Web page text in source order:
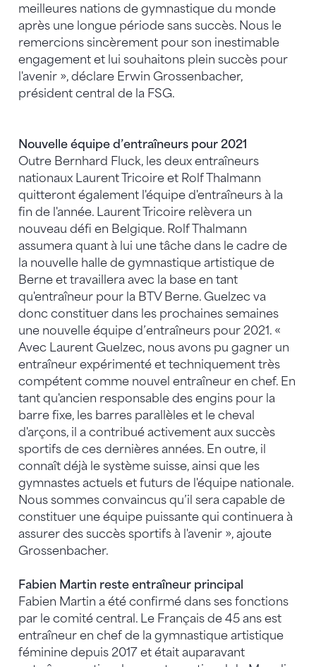
meilleures nations de gymnastique du monde
après une longue période sans succès. Nous le
remercions sincèrement pour son inestimable
engagement et lui souhaitons plein succès pour
l'avenir », déclare Erwin Grossenbacher,
président central de la FSG.
Nouvelle équipe d’entraîneurs pour 2021
Outre Bernhard Fluck, les deux entraîneurs
nationaux Laurent Tricoire et Rolf Thalmann
quitteront également l'équipe d'entraîneurs à la
fin de l'année. Laurent Tricoire relèvera un
nouveau défi en Belgique. Rolf Thalmann
assumera quant à lui une tâche dans le cadre de
la nouvelle halle de gymnastique artistique de
Berne et travaillera avec la base en tant
qu'entraîneur pour la BTV Berne. Guelzec va
donc constituer dans les prochaines semaines
une nouvelle équipe d’entraîneurs pour 2021. «
Avec Laurent Guelzec, nous avons pu gagner un
entraîneur expérimenté et techniquement très
compétent comme nouvel entraîneur en chef. En
tant qu'ancien responsable des engins pour la
barre fixe, les barres parallèles et le cheval
d'arçons, il a contribué activement aux succès
sportifs de ces dernières années. En outre, il
connaît déjà le système suisse, ainsi que les
gymnastes actuels et futurs de l'équipe nationale.
Nous sommes convaincus qu’il sera capable de
constituer une équipe puissante qui continuera à
assurer des succès sportifs à l'avenir », ajoute
Grossenbacher.
Fabien Martin reste entraîneur principal
Fabien Martin a été confirmé dans ses fonctions
par le comité central. Le Français de 45 ans est
entraîneur en chef de la gymnastique artistique
féminine depuis 2017 et était auparavant